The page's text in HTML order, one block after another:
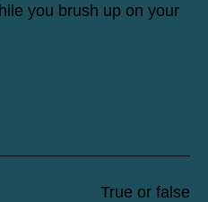
you brush up on your
True or false